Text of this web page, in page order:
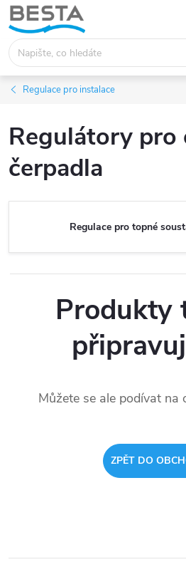
Přejít
na
obsah
Regulace pro instalace
Regulátory pro
čerpadla
Regulace pro topné
Produkty
Můžete se ale podívat na
ZPĚT DO